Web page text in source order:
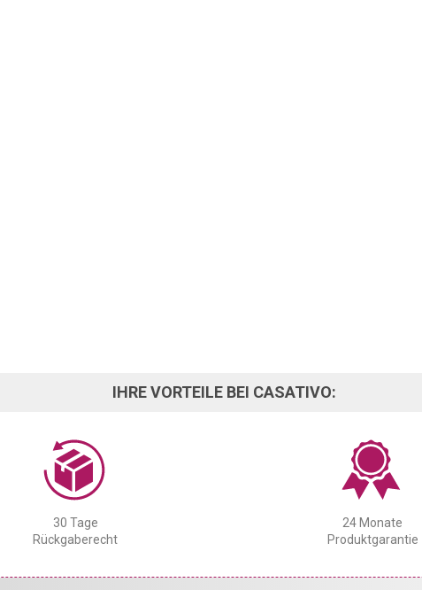
KATALOG EIN.
IHRE VORTEILE BEI CASATIVO:
30 Tage
Rückgaberecht
24 Monate
Produktgarantie